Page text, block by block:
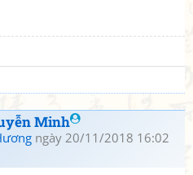
Minh
ngày 20/11/2018 16:02